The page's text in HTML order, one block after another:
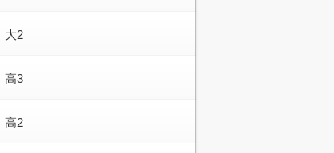
大2
高3
高2